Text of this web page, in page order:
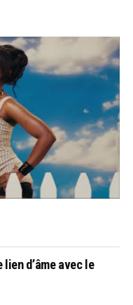
d’âme avec le